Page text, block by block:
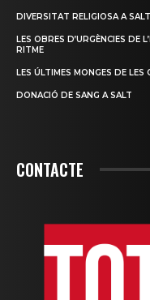
DIVERSITAT RELIGIOSA A SALT
LES OBRES D’URGÈNCIES DE
RITME
LES ÚLTIMES MONGES DE LES
DONACIÓ DE SANG A SALT
CONTACTE